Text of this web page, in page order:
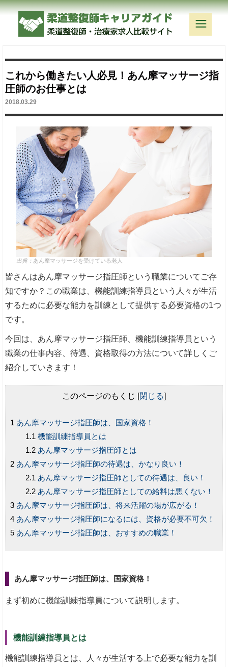
これから働きたい人必見！あん摩マッサージ指
圧師のお仕事とは
2018.03.29
出典： あん摩マッサージを受けている老人
皆さんはあん摩マッサージ指圧師という職業についてご存
知ですか？この職業は、機能訓練指導員という人々が生活
するために必要な能力を訓練として提供する必要資格の1つ
です。
今回は、あん摩マッサージ指圧師、機能訓練指導員という
職業の仕事内容、待遇、資格取得の方法について詳しくご
紹介していきます！
このページのもくじ [閉じる]
あん摩マッサージ指圧師は、国家資格！
機能訓練指導員とは
あん摩マッサージ指圧師とは
あん摩マッサージ指圧師の待遇は、かなり良い！
あん摩マッサージ指圧師としての待遇は、良い！
あん摩マッサージ指圧師としての給料は悪くない！
あん摩マッサージ指圧師は、将来活躍の場が広がる！
あん摩マッサージ指圧師になるには、資格が必要不可欠！
あん摩マッサージ指圧師は、おすすめの職業！
あん摩マッサージ指圧師は、国家資格！
まず初めに機能訓練指導員について説明します。
機能訓練指導員とは
機能訓練指導員とは、人々が生活する上で必要な能力を訓